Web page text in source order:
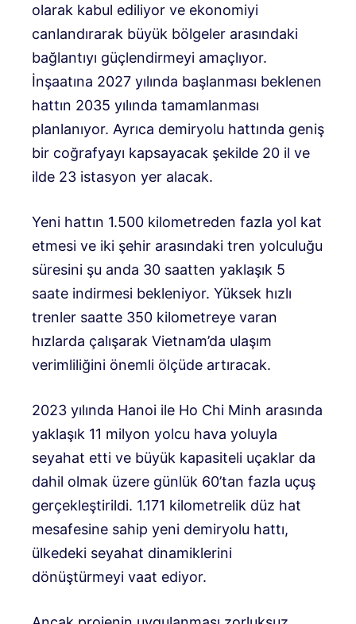
olarak kabul ediliyor ve ekonomiyi
canlandırarak büyük bölgeler arasındaki
bağlantıyı güçlendirmeyi amaçlıyor.
İnşaatına 2027 yılında başlanması beklenen
hattın 2035 yılında tamamlanması
planlanıyor. Ayrıca demiryolu hattında geniş
bir coğrafyayı kapsayacak şekilde 20 il ve
ilde 23 istasyon yer alacak.
Yeni hattın 1.500 kilometreden fazla yol kat
etmesi ve iki şehir arasındaki tren yolculuğu
süresini şu anda 30 saatten yaklaşık 5
saate indirmesi bekleniyor. Yüksek hızlı
trenler saatte 350 kilometreye varan
hızlarda çalışarak Vietnam’da ulaşım
verimliliğini önemli ölçüde artıracak.
2023 yılında Hanoi ile Ho Chi Minh arasında
yaklaşık 11 milyon yolcu hava yoluyla
seyahat etti ve büyük kapasiteli uçaklar da
dahil olmak üzere günlük 60’tan fazla uçuş
gerçekleştirildi. 1.171 kilometrelik düz hat
mesafesine sahip yeni demiryolu hattı,
ülkedeki seyahat dinamiklerini
dönüştürmeyi vaat ediyor.